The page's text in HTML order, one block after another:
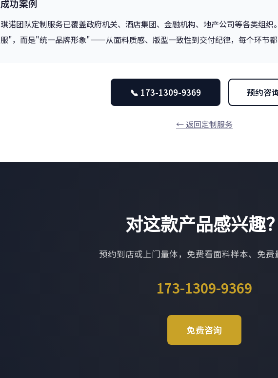
成功案例
琪诺团队定制服务已覆盖政府机关、酒店集团、金融机构、地产公司等各类组
服"，而是"统一品牌形象"——从面料质感、版型一致性到交付纪律，每个环节都
📞 173-1309-9369 预约咨
← 返回定制服务
对这款产品感兴趣？
预约到店或上门量体，免费看面料样本、免费
173-1309-9369
免费咨询